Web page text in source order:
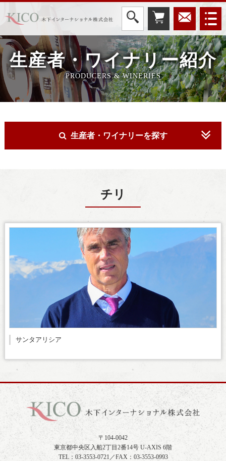
生産者・ワイナリー紹介
PRODUCERS & WINERIES
生産者・ワイナリーを探す
チリ
サンタアリシア
〒104-0042
東京都中央区入船2丁目2番14号 U-AXIS 6階
TEL：03-3553-0721／FAX：03-3553-0993